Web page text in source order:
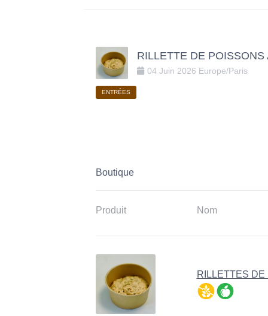
RILLETTE DE POISSONS
04 Juin 2026 Europe/Paris
ENTRÉES
Boutique
Produit Nom
RILLETTES DE